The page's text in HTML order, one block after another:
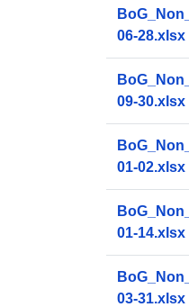
06-28.xlsx
09-30.xlsx
01-02.xlsx
01-14.xlsx
03-31.xlsx